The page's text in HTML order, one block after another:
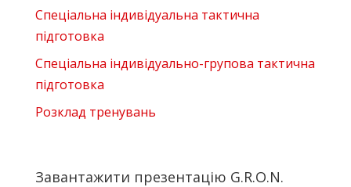
Спеціальна індивідуальна тактична
підготовка
Спеціальна індивідуально-групова тактична
підготовка
Розклад тренувань
Завантажити презентацію G.R.O.N.